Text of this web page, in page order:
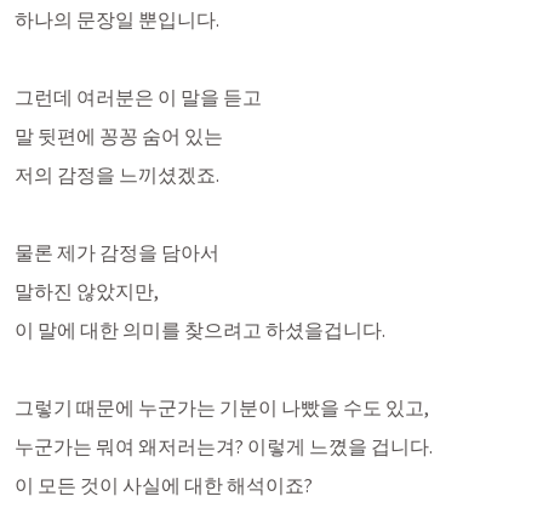
하나의 문장일 뿐입니다.
그런데 여러분은 이 말을 듣고
말 뒷편에 꽁꽁 숨어 있는
저의 감정을 느끼셨겠죠.
물론 제가 감정을 담아서
말하진 않았지만,
이 말에 대한 의미를 찾으려고 하셨을겁니다.
그렇기 때문에 누군가는 기분이 나빴을 수도 있고,
누군가는 뭐여 왜저러는겨? 이렇게 느꼈을 겁니다.
이 모든 것이 사실에 대한 해석이죠?